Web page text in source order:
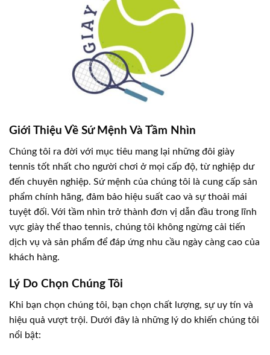
Giới Thiệu Về Sứ Mệnh Và Tầm Nhìn
Chúng tôi ra đời với mục tiêu mang lại những đôi giày
tennis tốt nhất cho người chơi ở mọi cấp độ, từ nghiệp dư
đến chuyên nghiệp. Sứ mệnh của chúng tôi là cung cấp sản
phẩm chính hãng, đảm bảo hiệu suất cao và sự thoải mái
tuyệt đối. Với tầm nhìn trở thành đơn vị dẫn đầu trong lĩnh
vực giày thể thao tennis, chúng tôi không ngừng cải tiến
dịch vụ và sản phẩm để đáp ứng nhu cầu ngày càng cao của
khách hàng.
Lý Do Chọn Chúng Tôi
Khi bạn chọn chúng tôi, bạn chọn chất lượng, sự uy tín và
hiệu quả vượt trội. Dưới đây là những lý do khiến chúng tôi
nổi bật: